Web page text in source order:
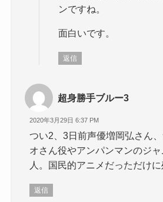
ンですね。
面白いです。
返信
超身勝手ブルー3
2020年3月29日 6:37 PM
つい2、3日前声優増岡弘さん
オさん役やアンパンマンのジ
人。国民的アニメだっただけに
返信